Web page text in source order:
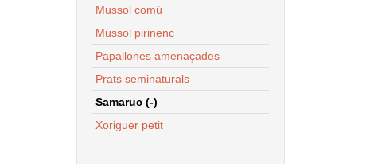
Mussol comú
Mussol pirinenc
Papallones amenaçades
Prats seminaturals
Samaruc (-)
Xoriguer petit